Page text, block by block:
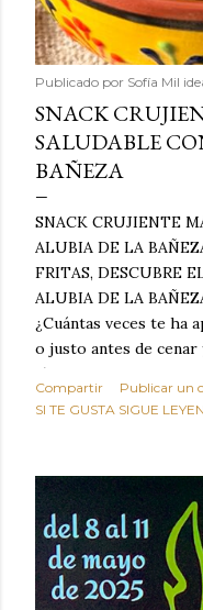
Publicado por Sofía Mil
SNACK
SALUDABLE
BAÑEZA
SNACK CRUJIENTE
ALUBIA DE LA
FRITAS, DESCUBRE
ALUBIA DE LA
¿Cuántas veces te ha
o justo antes de cenar
típicas patatas de
ultraprocesados
sabroso, con ese
satisface. Estas
por completo tu forma
asociar las alubias
copiosos de invierno.
revolucionaria,
Compartir
Publicar un
SI TE GUSTA SIGUE